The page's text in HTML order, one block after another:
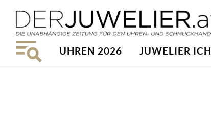
UHREN 2026 JUWELIER ICH